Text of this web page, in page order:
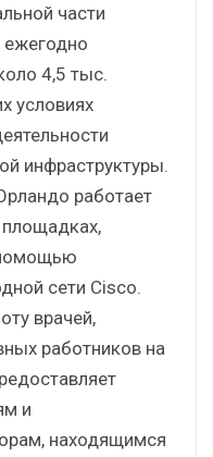
части
4,5 тыс.
условиях
инфраструктуры.
работает
сети Cisco.
врачей,
работников на
и
находящимся